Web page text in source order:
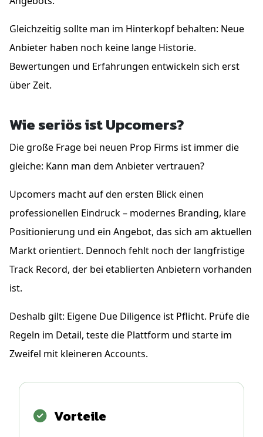
Gleichzeitig sollte man im Hinterkopf behalten: Neue
Anbieter haben noch keine lange Historie.
Bewertungen und Erfahrungen entwickeln sich erst
über Zeit.
Wie seriös ist Upcomers?
Die große Frage bei neuen Prop Firms ist immer die
gleiche: Kann man dem Anbieter vertrauen?
Upcomers macht auf den ersten Blick einen
professionellen Eindruck – modernes Branding, klare
Positionierung und ein Angebot, das sich am aktuellen
Markt orientiert. Dennoch fehlt noch der langfristige
Track Record, der bei etablierten Anbietern vorhanden
ist.
Deshalb gilt: Eigene Due Diligence ist Pflicht. Prüfe die
Regeln im Detail, teste die Plattform und starte im
Zweifel mit kleineren Accounts.
Vorteile